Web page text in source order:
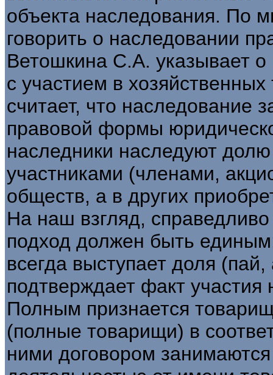
объекта наследования. По
говорить о наследовании
Ветошкина С.А. указывает
с участием в
считает, что наследование
правовой формы
наследники наследуют
участниками (членами,
обществ, а в других
На наш взгляд,
подход должен быть
всегда выступает доля (пай,
подтверждает факт участия
Полным признается
(полные товарищи) в
ними договором